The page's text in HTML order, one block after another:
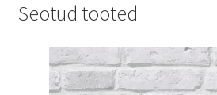
Seotud tooted